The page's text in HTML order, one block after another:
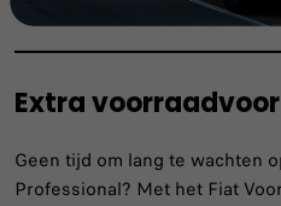
Extra
Geen tijd om lang te wachten
Professional? Met het Fiat